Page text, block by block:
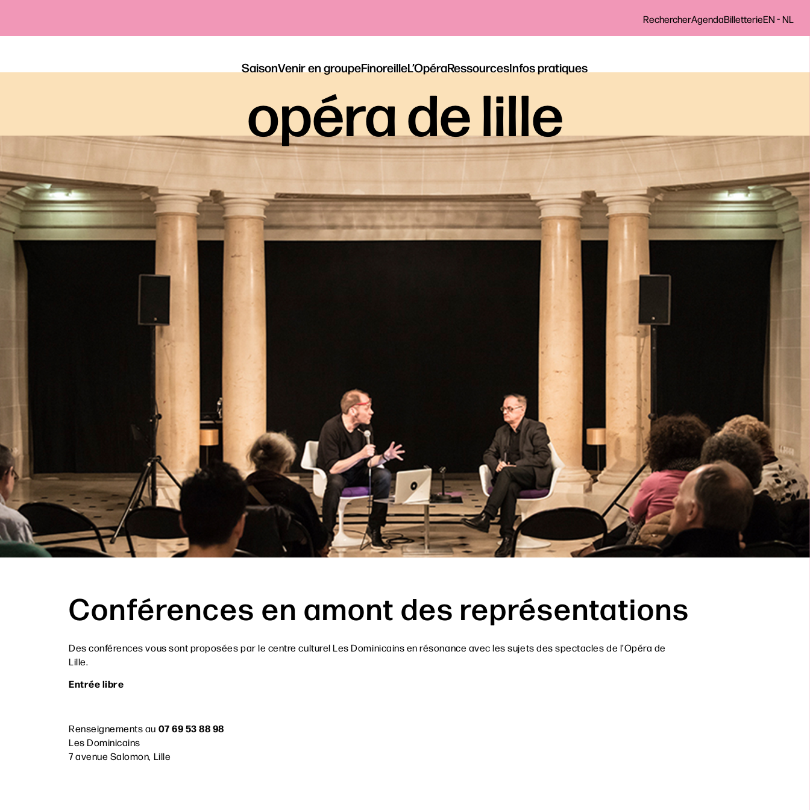
RechercherAgendaBilletterieEN-NL
SaisonVenir en groupeFinoreilleL’OpéraRessourcesInfos pratiques
opéra de lille
Conférences en amont des représentations
Des conférences vous sont proposées par le centre culturel Les Dominicains en résonance avec les sujets des spectacles de l’Opéra de
Lille.
Entrée libre
Renseignements au 07 69 53 88 98
Les Dominicains
7 avenue Salomon, Lille